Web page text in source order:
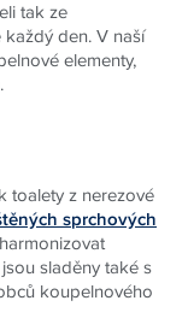
tak ze
den. V naší
elementy,
toalety z nerezové
sprchových
sladěny také s
koupelnového